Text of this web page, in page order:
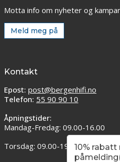
Motta info om nyheter og
Meld meg på
Kontakt
Epost: post@bergenhifi.no
Telefon: 55 90 90 10
Åpningstider:
Mandag-Fredag: 09.00-16.00
Torsdag: 09.00-19.0010%